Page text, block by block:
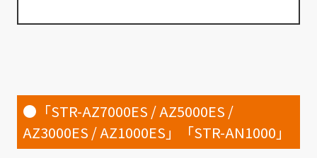
●「STR-AZ7000ES / AZ5000ES /
AZ3000ES / AZ1000ES」「STR-AN1000」